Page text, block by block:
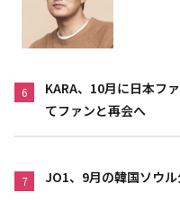
6
KARA、10月に日本フ
てファンと再会へ
7 JO1、9月の韓国ソウ